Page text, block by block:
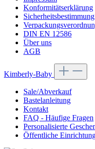
Konformitätserklärung
Sicherheitsbestimmung
DIN EN 12586
Über uns
AGB
Kimberly-Baby
Sale/Abverkauf
Bastelanleitung
Kontakt
FAQ - Häufige Fragen
Personalisierte
Öffentliche